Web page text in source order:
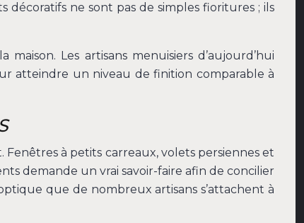
ne sont pas de simples fioritures ; ils
Les artisans menuisiers d’aujourd’hui
atteindre un niveau de finition comparable à
à petits carreaux, volets persiennes et
demande un vrai savoir-faire afin de concilier
que de nombreux artisans s’attachent à